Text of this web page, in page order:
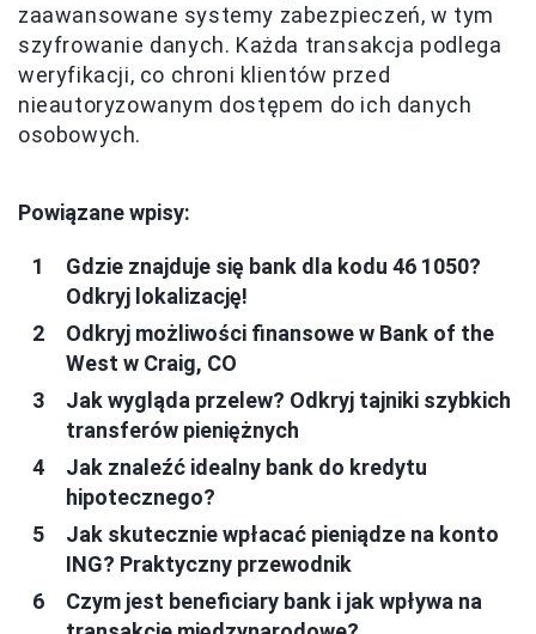
zaawansowane systemy zabezpieczeń, w tym
szyfrowanie danych. Każda transakcja podlega
weryfikacji, co chroni klientów przed
nieautoryzowanym dostępem do ich danych
osobowych.
Powiązane wpisy:
Gdzie znajduje się bank dla kodu 46 1050?
Odkryj lokalizację!
Odkryj możliwości finansowe w Bank of the
West w Craig, CO
Jak wygląda przelew? Odkryj tajniki szybkich
transferów pieniężnych
Jak znaleźć idealny bank do kredytu
hipotecznego?
Jak skutecznie wpłacać pieniądze na konto
ING? Praktyczny przewodnik
Czym jest beneficiary bank i jak wpływa na